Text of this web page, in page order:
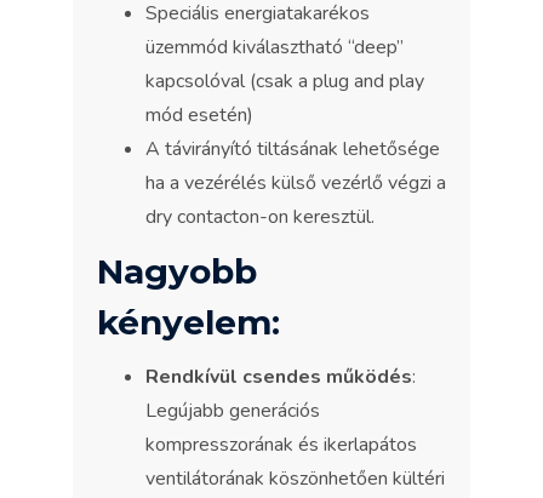
Speciális energiatakarékos
üzemmód kiválasztható “deep”
kapcsolóval (csak a plug and play
mód esetén)
A távirányító tiltásának lehetősége
ha a vezérélés külső vezérlő végzi a
dry contacton-on keresztül.
Nagyobb
kényelem:
Rendkívül csendes működés:
Legújabb generációs
kompresszorának és ikerlapátos
ventilátorának köszönhetően kültéri